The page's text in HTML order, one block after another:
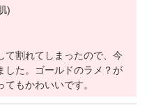
)
て割れてしまったので、今
した。ゴールドのラメ？が
もかわいいです。